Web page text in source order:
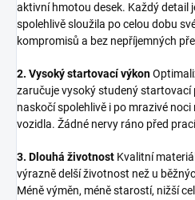
aktivní hmotou desek. Každý detail
spolehlivě sloužila po celou dobu
kompromisů a bez nepříjemných
2. Vysoký startovací výkon
zaručuje vysoký studený startovací
naskočí spolehlivě i po mrazivé
vozidla. Žádné nervy ráno před
3. Dlouhá životnost Kvalitní
výrazně delší životnost než u
Méně výměn, méně starostí, nižší